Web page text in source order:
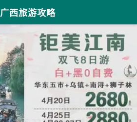
广西旅游攻略